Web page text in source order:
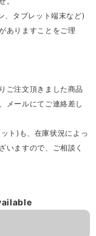
、タブレット端末など)
ありますことをご理
ご注文頂きました商品
メールにてご連絡差し
ト)も、在庫状況によっ
いますので、ご相談く